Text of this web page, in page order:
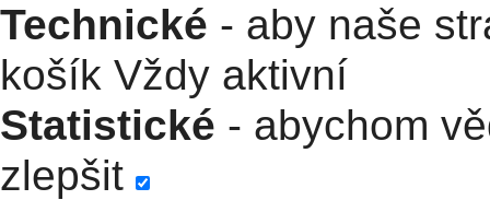
Technické - aby naše
košík Vždy aktivní
Statistické - abychom
zlepšit